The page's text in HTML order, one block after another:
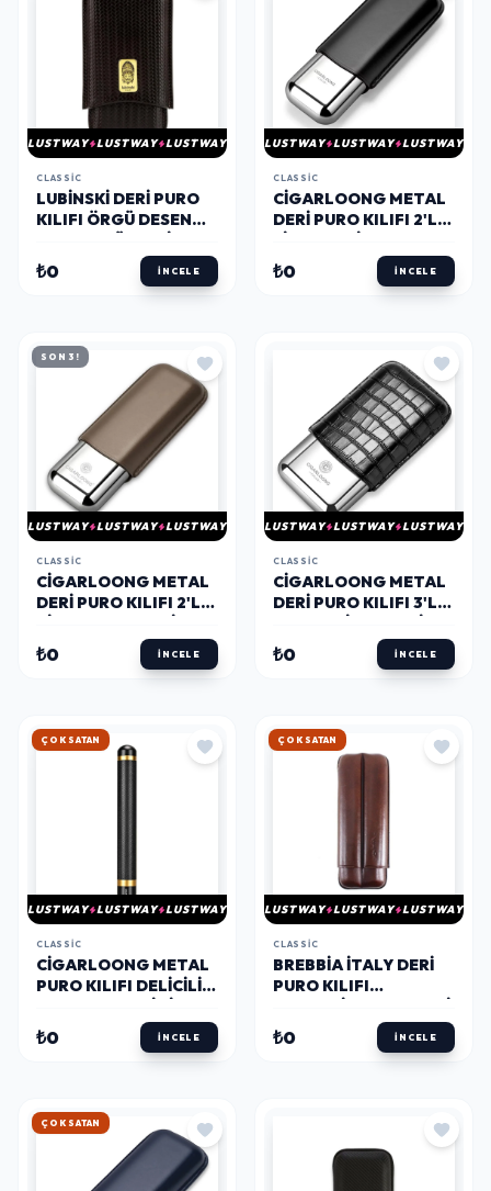
LUSTWAY LUSTWAY LUSTWAY
CLASSIC
LUBINSKI DERI PURO
KILIFI ÖRGÜ DESEN
₺0 İNCELE
LUSTWAY LUSTWAY LUSTWAY
CLASSIC
CIGARLOONG METAL
DERI PURO KILIFI 2'LI
₺0 İNCELE
SON 3!
LUSTWAY LUSTWAY LUSTWAY
CLASSIC
CIGARLOONG METAL
DERI PURO KILIFI 2'LI
₺0 İNCELE
LUSTWAY LUSTWAY LUSTWAY
CLASSIC
CIGARLOONG METAL
DERI PURO KILIFI 3'LÜ
₺0 İNCELE
HIZLI KARGO
LUSTWAY LUSTWAY LUSTWAY
CLASSIC
CIGARLOONG METAL
PURO KILIFI DELICILI
56 RING
₺0 İNCELE
HIZLI KARGO
LUSTWAY LUSTWAY LUSTWAY
CLASSIC
BREBBIA İTALY DERI
PURO KILIFI
(64RING)
₺0 İNCELE
HIZLI KARGO